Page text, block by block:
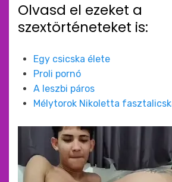
Olvasd el ezeket a
szextörténeteket is:
Egy csicska élete
Proli pornó
A leszbi páros
Mélytorok Nikoletta